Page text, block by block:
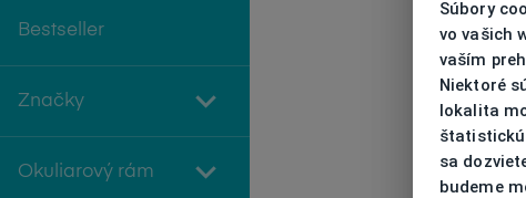
Bestseller
Značky
Okuliarový rám
Súbory
vo vašich
vaším
Niektoré
lokalita
štatistickú
sa
budeme